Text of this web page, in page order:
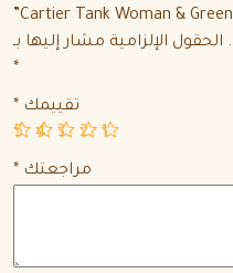
الحقول الإلزامية مشار إليها بـ
تقييمك
1
2
3
4
5
مراجعتك